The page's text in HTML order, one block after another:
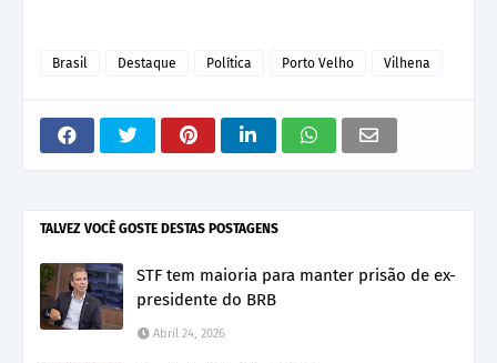
Brasil Destaque Política Porto Velho Vilhena
TALVEZ VOCÊ GOSTE DESTAS POSTAGENS
STF tem maioria para manter prisão de ex-
presidente do BRB
Abril 24, 2026